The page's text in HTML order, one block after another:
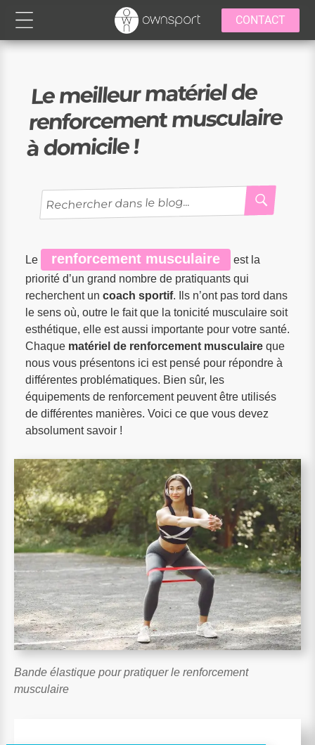
CONTACT
Le meilleur matériel de
renforcement musculaire
à domicile !
Recherche
pour
Le renforcement musculaire
est la
priorité d’un grand nombre de pratiquants qui
recherchent un coach sportif. Ils n’ont pas tord dans
le sens où, outre le fait que la tonicité musculaire soit
esthétique, elle est aussi importante pour votre santé.
Chaque matériel de renforcement musculaire que
nous vous présentons ici est pensé pour répondre à
différentes problématiques. Bien sûr, les
équipements de renforcement peuvent être utilisés
de différentes manières. Voici ce que vous devez
absolument savoir !
Bande élastique pour pratiquer le renforcement
musculaire